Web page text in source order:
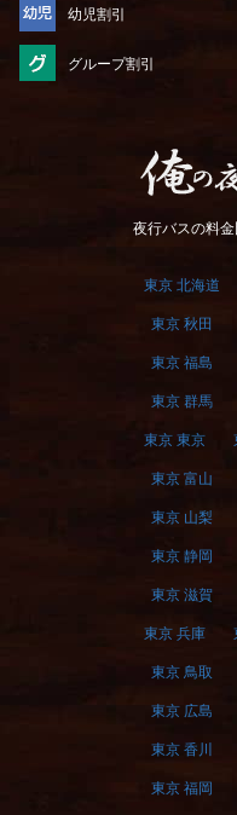
幼児割引
グループ割引
俺の夜
夜行バスの料金
東京 北海道
東京 秋田
東京 福島
東京 群馬
東京 東京
東京 富山
東京 山梨
東京 静岡
東京 滋賀
東京 兵庫
東京 鳥取
東京 広島
東京 香川
東京 福岡